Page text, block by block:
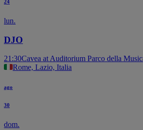
24
lun.
DJO
21:30Cavea at Auditorium Parco della
Rome, Lazio, Italia
ago
30
dom.